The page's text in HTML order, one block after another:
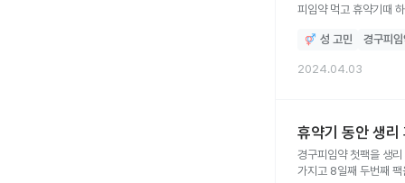
피임약 먹고 휴약기때
성 고민 경구피
2024.04.03
휴약기 동안 생
경구피임약 첫팩을 생
가지고 8일째 두번째